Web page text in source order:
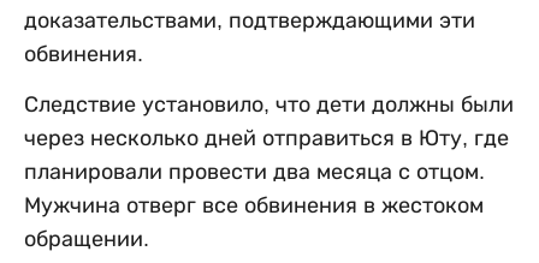
доказательствами, подтверждающими эти
обвинения.
Следствие установило, что дети должны были
через несколько дней отправиться в Юту, где
планировали провести два месяца с отцом.
Мужчина отверг все обвинения в жестоком
обращении.